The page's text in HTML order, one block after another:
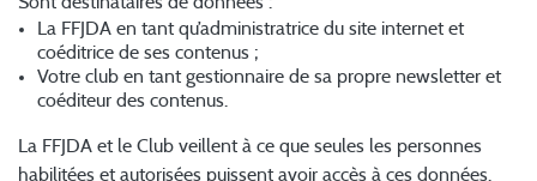
La FFJDA en tant qu’administratrice du site internet et
coéditrice de ses contenus ;
Votre club en tant gestionnaire de sa propre newsletter et
coéditeur des contenus.
La FFJDA et le Club veillent à ce que seules les personnes
habilitées et autorisées puissent avoir accès à ces données.